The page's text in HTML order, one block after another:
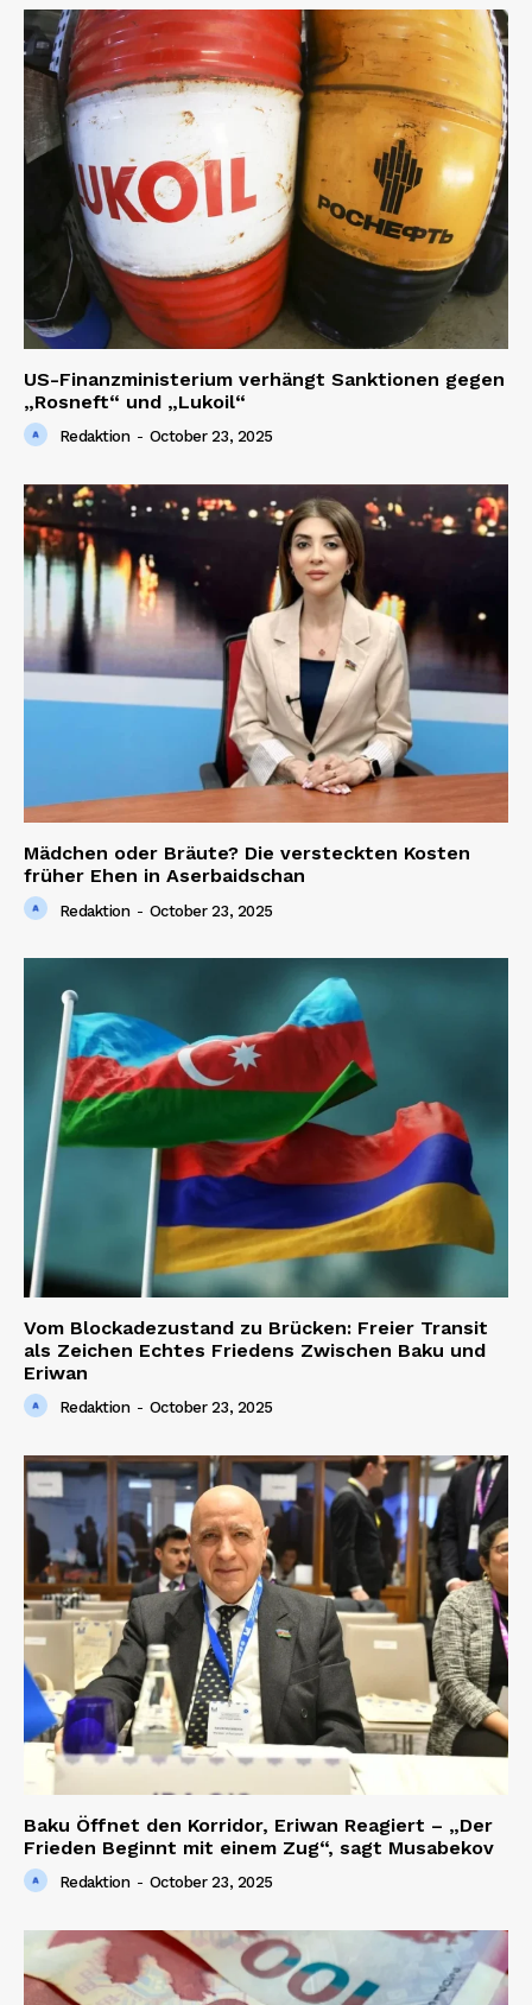
News Week
Magazine PRO
Company
About us
Contact us
US-Finanzministerium verhängt Sanktionen gegen
„Rosneft“ und „Lukoil“
Redaktion - October 23, 2025
Mädchen oder Bräute? Die versteckten Kosten
früher Ehen in Aserbaidschan
Redaktion - October 23, 2025
Vom Blockadezustand zu Brücken: Freier Transit
als Zeichen Echtes Friedens Zwischen Baku und
Eriwan
Redaktion - October 23, 2025
Baku Öffnet den Korridor, Eriwan Reagiert – „Der
Frieden Beginnt mit einem Zug“, sagt Musabekov
Redaktion - October 23, 2025